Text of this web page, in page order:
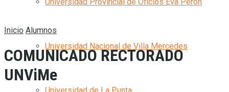
Universidad Nacional de Villa Mercedes
Inicio Alumnos
COMUNICADO RECTORADO
UNViMe